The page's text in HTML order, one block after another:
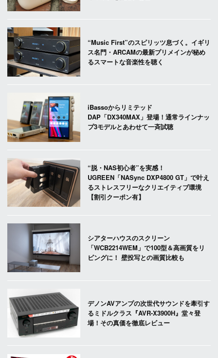
“Music First”のスピリッツ息づく。イギリ
ス名門・ARCAMの最新プリメインが秘め
るスマートな音楽性を聴く
iBassoからリミテッド
DAP「DX340MAX」登場！通常ラインナッ
プ3モデルとあわせて一斉試聴
“脱・NAS初心者”を実感！
UGREEN「NASync DXP4800 GT」で叶え
るストレスフリーなクリエイティブ環境
【割引クーポン有】
シアターハウスのスクリーン
「WCB2214WEM」で100型＆高画質をリ
ビングに！ 壁投写との画質比較も
デノンAVアンプの次世代サウンドを牽引す
るミドルクラス『AVR-X3900H』堂々登
場！その真価を徹底レビュー